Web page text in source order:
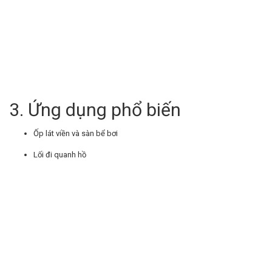
3. Ứng dụng phổ biến
Ốp lát viền và sàn bể bơi
Lối đi quanh hồ